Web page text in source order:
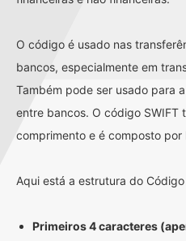
O código é usado nas
bancos, especialmente em
Também pode ser usado para
entre bancos. O código SWIFT
comprimento e é composto por
Aqui está a estrutura do Código
Primeiros 4 caracteres